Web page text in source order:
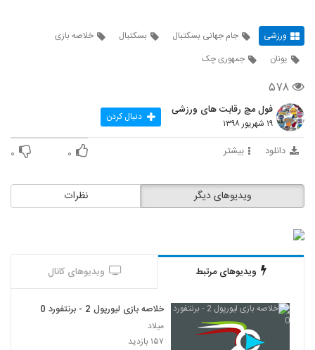
ورزشی جام جهانی بسکتبال بسکتبال
خلاصه بازی
یونان
جمهوری چک
۵۷۸
فول مچ رقابت های ورزشی
۱۹ شهریور ۱۳۹۸ دنبال کردن
دانلود بیشتر ۰ ۰
نظرات ویدیوهای دیگر
ویدیوهای مرتبط ویدیوهای کانال
خلاصه بازی لیورپول 2 - برنتفورد 0
میلاد
۱۵۷ بازدید